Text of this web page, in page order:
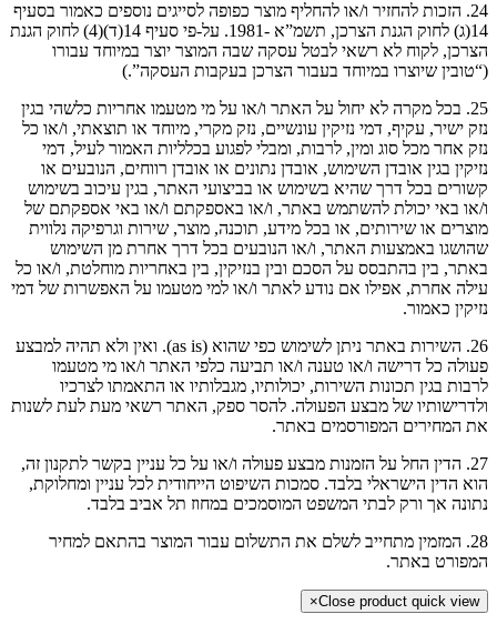
24. הזכות להחזיר ו/או להחליף מוצר כפופה לסייגים נוספים כאמור בסעיף
14(ג) לחוק הגנת הצרכן, תשמ”א -1981. על-פי סעיף 14(ד)(4) לחוק הגנת
הצרכן, לקוח לא רשאי לבטל עסקה שבה המוצר יוצר במיוחד עבורו
(“טובין שיוצרו במיוחד בעבור הצרכן בעקבות העסקה”.)
25. בכל מקרה לא יחול על האתר ו/או על מי מטעמו אחריות כלשהי בגין
נזק ישיר, עקיף, דמי נזיקין עונשיים, נזק מקרי, מיוחד או תוצאתי, ו/או כל
נזק אחר מכל סוג ומין, לרבות, ומבלי לפגוע בכלליות האמור לעיל, דמי
נזיקין בגין אובדן השימוש, אובדן נתונים או אובדן רווחים, הנובעים או
קשורים בכל דרך שהיא בשימוש או בביצועי האתר, בגין עיכוב בשימוש
ו/או באי יכולת להשתמש באתר, ו/או באספקתם ו/או באי אספקתם של
מוצרים או שירותים, או בכל מידע, תוכנה, מוצר, שירות וגרפיקה נלווית
שהושגו באמצעות האתר, ו/או הנובעים בכל דרך אחרת מן השימוש
באתר, בין בהתבסס על הסכם ובין בנזיקין, בין באחריות מוחלטת, ו/או כל
עילה אחרת, אפילו אם נודע לאתר ו/או למי מטעמו על האפשרות של דמי
נזיקין כאמור.
26. השירות באתר ניתן לשימוש כפי שהוא (as is). ואין ולא תהיה למבצע
פעולה כל דרישה ו/או טענה ו/או תביעה כלפי האתר ו/או מי מטעמו
לרבות בגין תכונות השירות, יכולותיו, מגבלותיו או התאמתו לצרכיו
ולדרישותיו של מבצע הפעולה. להסר ספק, האתר רשאי מעת לעת לשנות
את המחירים המפורסמים באתר.
27. הדין החל על הזמנות מבצע פעולה ו/או על כל עניין בקשר לתקנון זה,
הוא הדין הישראלי בלבד. סמכות השיפוט הייחודית לכל עניין ומחלוקת,
נתונה אך ורק לבתי המשפט המוסמכים במחוז תל אביב בלבד.
28. המזמין מתחייב לשלם את התשלום עבור המוצר בהתאם למחיר
המפורט באתר.
Close product quick view
×